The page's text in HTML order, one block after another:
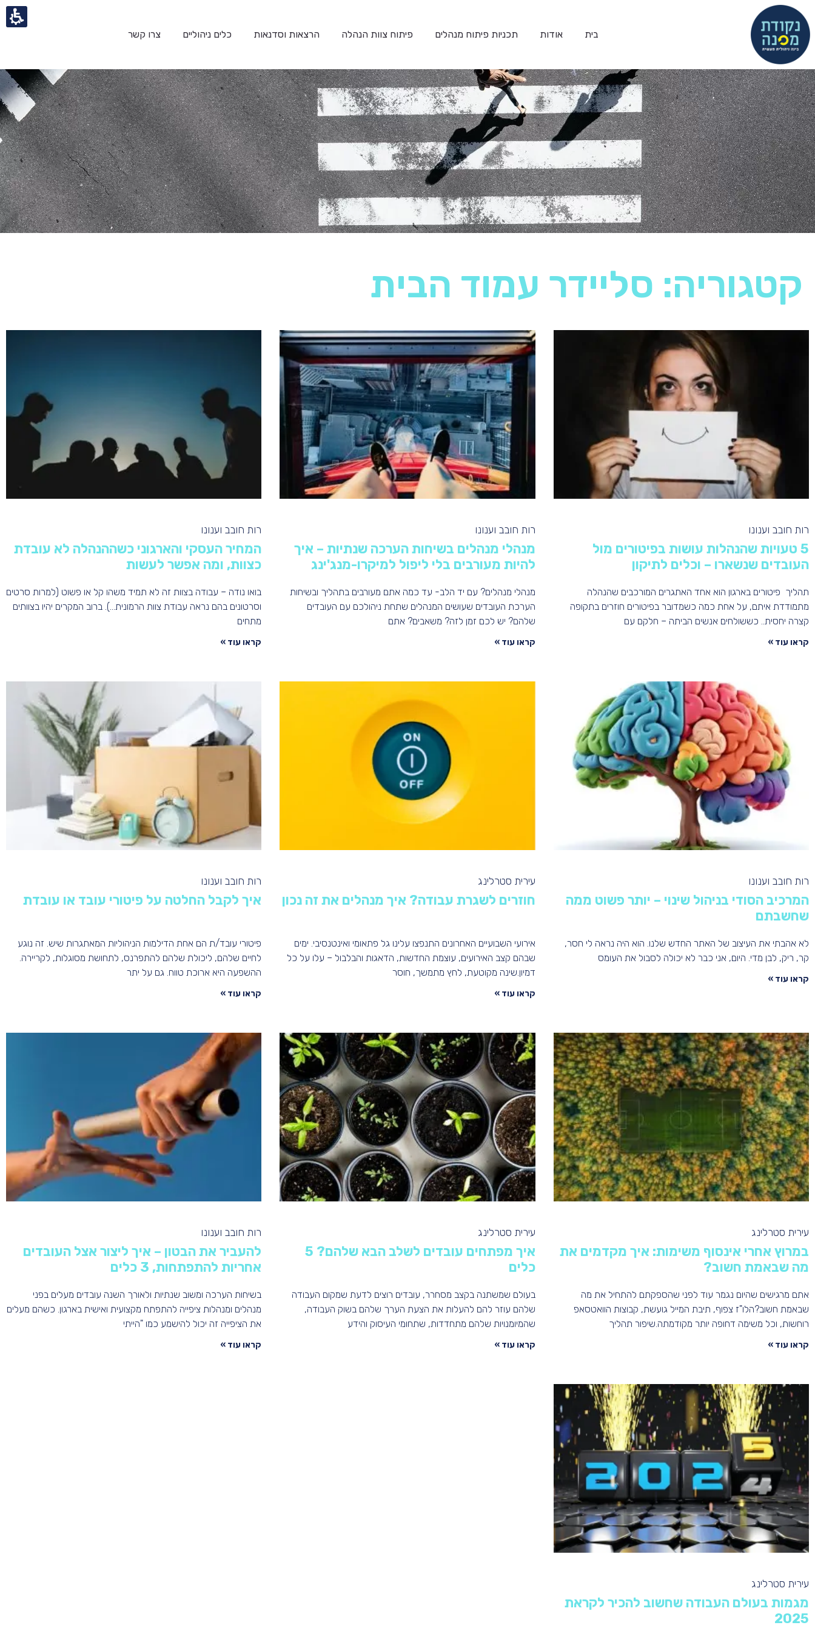
בית אודות תכניות פיתוח מנהלים פיתוח צוות הנהלה הרצאות וסדנאות כלים ניהוליים צרו קשר
קטגוריה: סליידר עמוד הבית
5 טעויות שהנהלות עושות בפיטורים מול
העובדים שנשארו – וכלים לתיקון
רות חובב וענונו
תהליך פיטורים בארגון הוא אחד האתגרים המורכבים שהנהלה
מתמודדת איתם, על אחת כמה כשמדובר בפיטורים חוזרים בתקופה
קצרה יחסית.. כששולחים אנשים הביתה – חלקם עם
קראו עוד »
מנהלי מנהלים בשיחות הערכה שנתיות – איך
להיות מעורבים בלי ליפול למיקרו-מנג'ינג
רות חובב וענונו
מנהלי מנהלים? עם יד הלב- עד כמה אתם מעורבים בתהליך ובשיחות
הערכת העובדים שעושים המנהלים שתחת ניהולכם עם העובדים
שלהם? יש לכם זמן לזה? משאבים? אתם
קראו עוד »
המחיר העסקי והארגוני כשההנהלה לא עובדת
כצוות, ומה אפשר לעשות
רות חובב וענונו
בואו נודה – עבודה בצוות זה לא תמיד משהו קל או פשוט (למרות סרטים
וסרטונים בהם נראה עבודת צוות הרמונית…). ברוב המקרים יהיו בצוותים
מתחים
קראו עוד »
המרכיב הסודי בניהול שינוי – יותר פשוט ממה
שחשבתם
רות חובב וענונו
לא אהבתי את העיצוב של האתר החדש שלנו. הוא היה נראה לי חסר,
קר, ריק, לבן מדי. היום, אני כבר לא יכולה לסבול את העומס
קראו עוד »
חוזרים לשגרת עבודה? איך מנהלים את זה נכון
עירית סטרלינג
אירועי השבועיים האחרונים התנפצו עלינו גל פתאומי ואינטנסיבי. ימים
שבהם קצב האירועים, עוצמת החדשות, הדאגות והבלבול – עלו על כל
דמיון.שינה מקוטעת, לחץ מתמשך, חוסר
קראו עוד »
איך לקבל החלטה על פיטורי עובד או עובדת
רות חובב וענונו
פיטורי עובד/ת הם אחת הדילמות הניהוליות המאתגרות שיש. זה נוגע
לחיים שלהם, ליכולת שלהם להתפרנס, לתחושת מסוגלות, לקריירה.
ההשפעה היא ארוכת טווח. גם על יתר
קראו עוד »
במרוץ אחרי אינסוף משימות: איך מקדמים את
מה שבאמת חשוב?
עירית סטרלינג
אתם מרגישים שהיום נגמר עוד לפני שהספקתם להתחיל את מה
שבאמת חשוב?הלו"ז צפוף, תיבת המייל גועשת, קבוצות הוואטסאפ
רוחשות, וכל משימה דחופה יותר מקודמתה.שיפור תהליך
קראו עוד »
איך מפתחים עובדים לשלב הבא שלהם? 5
כלים
עירית סטרלינג
בעולם שמשתנה בקצב מסחרר, עובדים רוצים לדעת שמקום העבודה
שלהם עוזר להם להעלות את הצעת הערך שלהם בשוק העבודה,
שהמיומנויות שלהם מתחדדות, שתחומי העיסוק והידע
קראו עוד »
להעביר את הבטון – איך ליצור אצל העובדים
אחריות להתפתחות, 3 כלים
רות חובב וענונו
בשיחות הערכה ומשוב שנתיות ולאורך השנה עובדים מעלים בפני
מנהלים ומנהלות ציפייה להתפתח מקצועית ואישית בארגון. כשהם מעלים
את הציפייה זה יכול להישמע כמו "הייתי
קראו עוד »
מגמות בעולם העבודה שחשוב להכיר לקראת
2025
עירית סטרלינג